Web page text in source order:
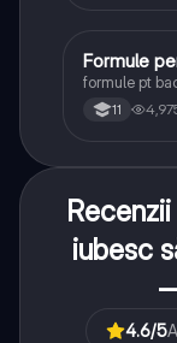
Matematică
Formule
formule pt
11
iubesc
4.6/5